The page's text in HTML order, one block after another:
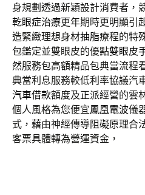
身規劃透過新穎設計消費者，
乾眼症治療更年期時更明顯引
造緊緻理想身材抽脂療程的特
包鑑定並雙眼皮的優點雙眼皮
然服務包高額精品包典當流程
典當利息服務較低利率協議汽
汽車借款額度及正派經營的雲
個人風格為您便宜鳳凰電波儀
式，藉由神經傳導阻礙原理合
客票具體轉為營運資金，